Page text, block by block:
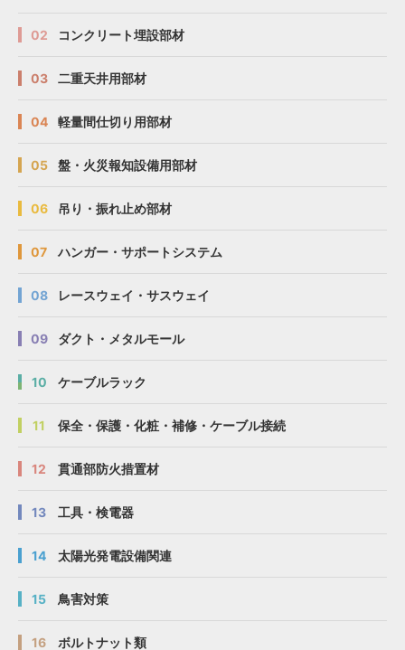
02 コンクリート埋設部材
03 二重天井用部材
04 軽量間仕切り用部材
05 盤・火災報知設備用部材
06 吊り・振れ止め部材
07 ハンガー・サポートシステム
08 レースウェイ・サスウェイ
09 ダクト・メタルモール
10 ケーブルラック
11 保全・保護・化粧・補修・ケーブル接続
12 貫通部防火措置材
13 工具・検電器
14 太陽光発電設備関連
15 鳥害対策
16 ボルトナット類